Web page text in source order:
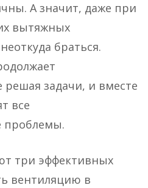
А значит, даже при
вытяжных
браться.
задачи, и вместе
все
проблемы.
три эффективных
вентиляцию в